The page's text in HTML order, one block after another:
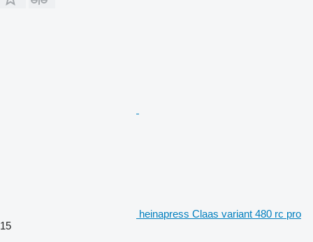
heinapress Claas variant 480 rc pro
15